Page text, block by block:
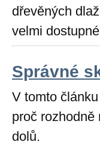
dřevěných
velmi
Správné
V tomto
proč rozhodně
dolů.